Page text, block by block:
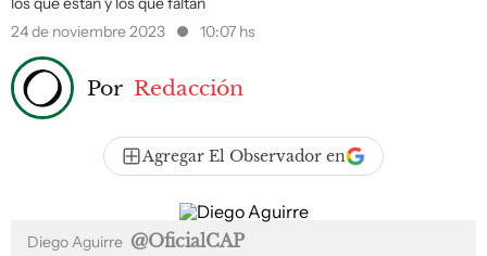
24 de noviembre 2023
10:07 hs
Por Redacción
Agregar El Observador en
Diego Aguirre @OficialCAP